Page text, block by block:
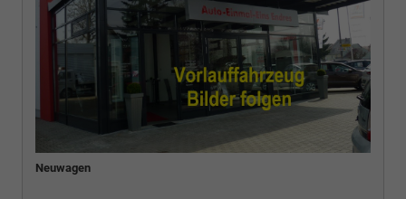
Neuwagen